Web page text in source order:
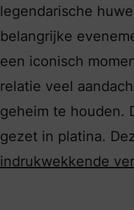
legendarische
belangrijke
een iconisch
relatie veel
geheim te houden.
gezet in platina.
indrukwekkende